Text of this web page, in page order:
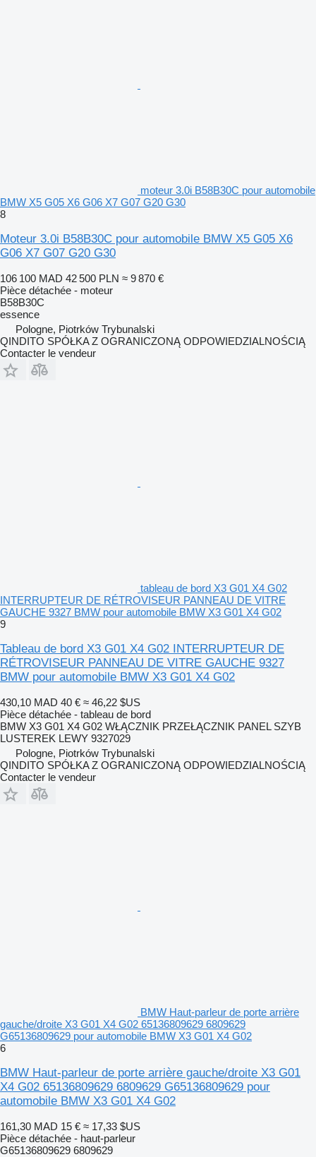
moteur 3.0i B58B30C pour automobile
BMW X5 G05 X6 G06 X7 G07 G20 G30
8
Moteur 3.0i B58B30C pour automobile BMW X5 G05 X6
G06 X7 G07 G20 G30
106 100 MAD 42 500 PLN ≈ 9 870 €
Pièce détachée - moteur
B58B30C
essence
Pologne, Piotrków Trybunalski
QINDITO SPÓŁKA Z OGRANICZONĄ ODPOWIEDZIALNOŚCIĄ
Contacter le vendeur
tableau de bord X3 G01 X4 G02
INTERRUPTEUR DE RÉTROVISEUR PANNEAU DE VITRE
GAUCHE 9327 BMW pour automobile BMW X3 G01 X4 G02
9
Tableau de bord X3 G01 X4 G02 INTERRUPTEUR DE
RÉTROVISEUR PANNEAU DE VITRE GAUCHE 9327
BMW pour automobile BMW X3 G01 X4 G02
430,10 MAD 40 € ≈ 46,22 $US
Pièce détachée - tableau de bord
BMW X3 G01 X4 G02 WŁĄCZNIK PRZEŁĄCZNIK PANEL SZYB
LUSTEREK LEWY 9327029
Pologne, Piotrków Trybunalski
QINDITO SPÓŁKA Z OGRANICZONĄ ODPOWIEDZIALNOŚCIĄ
Contacter le vendeur
BMW Haut-parleur de porte arrière
gauche/droite X3 G01 X4 G02 65136809629 6809629
G65136809629 pour automobile BMW X3 G01 X4 G02
6
BMW Haut-parleur de porte arrière gauche/droite X3 G01
X4 G02 65136809629 6809629 G65136809629 pour
automobile BMW X3 G01 X4 G02
161,30 MAD 15 € ≈ 17,33 $US
Pièce détachée - haut-parleur
G65136809629 6809629